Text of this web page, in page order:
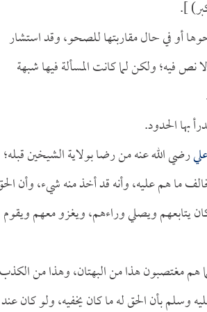
].
أو في حال مقاربتها للصحو، وقد استشار
نص فيه؛ ولكن لما كانت المسألة فيها شبهة
بها الحدود.
رضي الله عنه من رضا بولاية الشيخين قبله؛
ما هم عليه، وأنه قد أخذ منه شيء، وأن
يتابعهم ويصلي وراءهم، ويغزو معهم ويقوم
هم مغتصبون هذا من البهتان، وهذا من
بأن الحق له ما كان يخفيه، ولو كان عند